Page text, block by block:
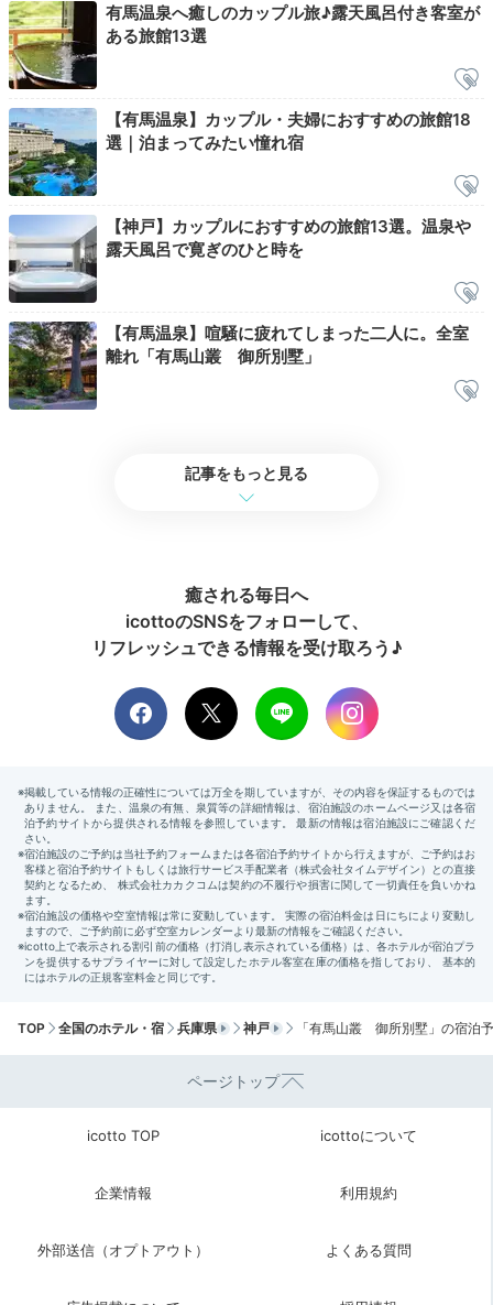
大浴場「有馬山叢 陶泉」
敷地内にある離れの大浴場「有馬山叢 陶泉」は、夜24
時まで入浴OK。2つの源泉から運ばれる新鮮なお湯をゆ
っくり堪能しましょう。温泉浴の後は、併設のトリート
メントルームでアロマテラピーを楽しむのも◎。
浴場はそれほど広くはないけれど、お宿が10室なのでほ
2日目
08:00
洋朝食を味わい
朝から贅沢気分♩
朝の風景を楽しみつつ、歩いてレストラン棟へ。窓の外
食を頂きましょう。淡路地鶏の卵を使った卵料理、自家
有馬温泉へ癒しのカップル旅♪露天風呂付き客室が
ある旅館13選
【有馬温泉】カップル・夫婦におすすめの旅館18
選｜泊まってみたい憧れ宿
【神戸】カップルにおすすめの旅館13選。温泉や
露天風呂で寛ぎのひと時を
【有馬温泉】喧騒に疲れてしまった二人に。全室
離れ「有馬山叢 御所別墅」
記事をもっと見る
癒される毎日へ
icottoのSNSをフォローして、
リフレッシュできる情報を受け取ろう♪
TOP 全国のホテル・宿 兵庫県 神戸 「有馬山叢 御所別墅」の宿泊
ページトップ
icotto TOP icottoについて
企業情報 利用規約
外部送信（オプトアウト） よくある質問